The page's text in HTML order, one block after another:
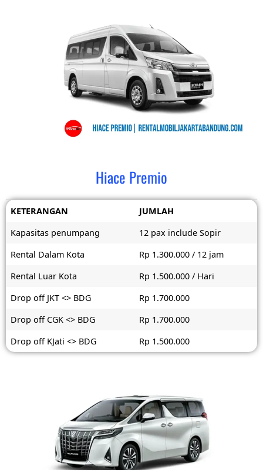
Hiace Premio
KETERANGAN
JUMLAH
Kapasitas penumpang
12 pax include Sopir
Rental Dalam Kota
Rp 1.300.000 / 12 jam
Rental Luar Kota
Rp 1.500.000 / Hari
Drop off JKT <> BDG
Rp 1.700.000
Drop off CGK <> BDG
Rp 1.700.000
Drop off KJati <> BDG
Rp 1.500.000